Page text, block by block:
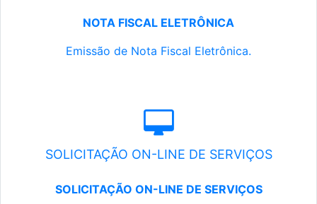
NOTA FISCAL ELETRÔNICA
Emissão de Nota Fiscal Eletrônica.
SOLICITAÇÃO ON-LINE DE SERVIÇOS
SOLICITAÇÃO ON-LINE DE SERVIÇOS